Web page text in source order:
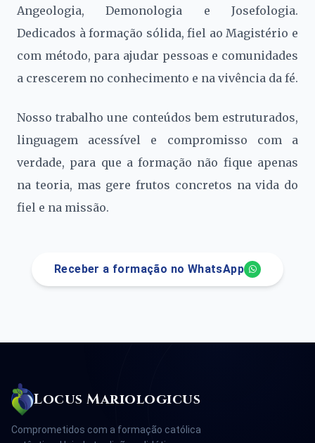
Angeologia, Demonologia e Josefologia.
Dedicados à formação sólida, fiel ao Magistério e
com método, para ajudar pessoas e comunidades
a crescerem no conhecimento e na vivência da fé.
Nosso trabalho une conteúdos bem estruturados,
linguagem acessível e compromisso com a
verdade, para que a formação não fique apenas
na teoria, mas gere frutos concretos na vida do
fiel e na missão.
Receber a formação no WhatsApp
Locus Mariologicus
Comprometidos com a formação católica